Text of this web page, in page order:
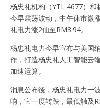
杨忠礼机构（YTL 4677）和
今早震荡波动，中午休市微
礼电力涨2仙至RM3.94。
杨忠礼电力今早宣布与美国
作，打造杨忠礼人工智能云
加速运算。
消息公布後，杨忠礼电力一
响，它一度转跌，最低触及